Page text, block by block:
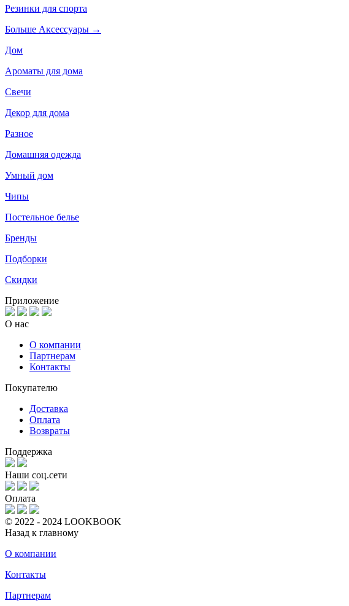
Резинки для спорта
Больше Аксессуары →
Дом
Ароматы для дома
Свечи
Декор для дома
Разное
Домашняя одежда
Умный дом
Чипы
Постельное белье
Бренды
Подборки
Скидки
Приложение
О нас
О компании
Партнерам
Контакты
Покупателю
Доставка
Оплата
Возвраты
Поддержка
Наши соц.сети
Оплата
© 2022 - 2024 LOOKBOOK
Назад к главному
О компании
Контакты
Партнерам